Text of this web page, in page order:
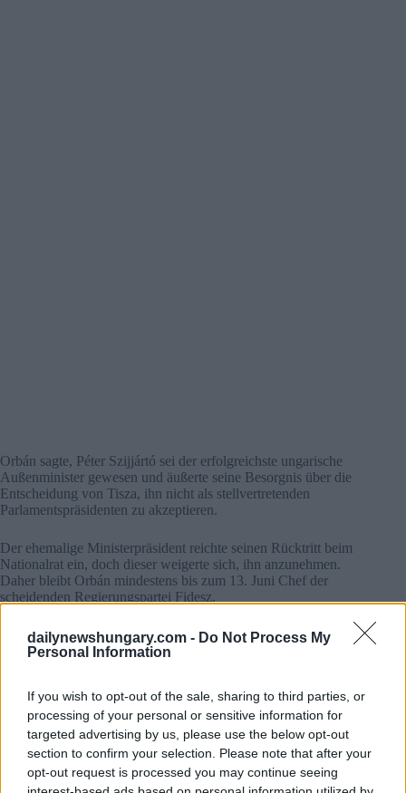
dailynewshungary.com - Do Not Process My
Personal Information
If you wish to opt-out of the sale, sharing to third parties, or
processing of your personal or sensitive information for
targeted advertising by us, please use the below opt-out
section to confirm your selection. Please note that after your
opt-out request is processed you may continue seeing
Orbán sagte, Péter Szijjártó sei der erfolgreichste ungarische
Außenminister gewesen und äußerte seine Besorgnis über die
Entscheidung von Tisza, ihn nicht als stellvertretenden
Parlamentspräsidenten zu akzeptieren.
Der ehemalige Ministerpräsident reichte seinen Rücktritt beim
Nationalrat ein, doch dieser weigerte sich, ihn anzunehmen.
Daher bleibt Orbán mindestens bis zum 13. Juni Chef der
scheidenden Regierungspartei Fidesz.